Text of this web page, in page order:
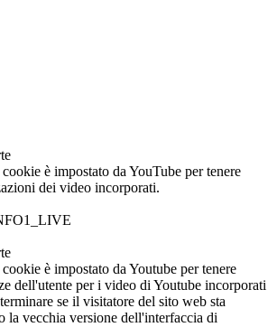
è impostato da YouTube per tenere
dei video incorporati.
è impostato da Youtube per tenere
dell'utente per i video di Youtube incorporati
se il visitatore del sito web sta
la vecchia versione dell'interfaccia di